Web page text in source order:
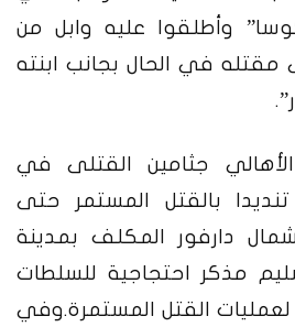
وأطلقوا عليه وابل من
مقتله في الحال بجانب ابنته
جثامين القتلى في
بالقتل المستمر حتى
دارفور المكلف بمدينة
مذكر احتجاجية للسلطات
القتل المستمرة.وفي